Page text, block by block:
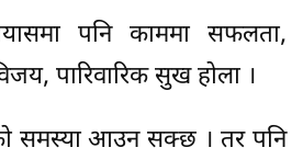
पनि काममा सफलता,
पारिवारिक सुख होला ।
समस्या आउन सक्छ । तर पनि